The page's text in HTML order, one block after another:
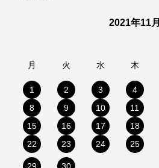
2021年11月
月 火 水 木
1 2 3 4
8
9 10 11
15
16 17 18
22
23 24 25
29 30